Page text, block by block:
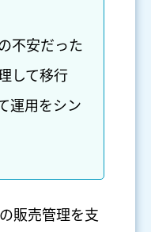
不安だった
して移行
運用をシン
販売管理を支